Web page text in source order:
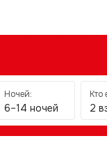
Ночей:
6–14 ночей
Кто
2